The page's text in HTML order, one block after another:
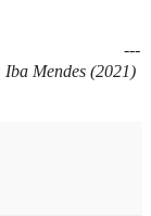
---
Mendes (2021)